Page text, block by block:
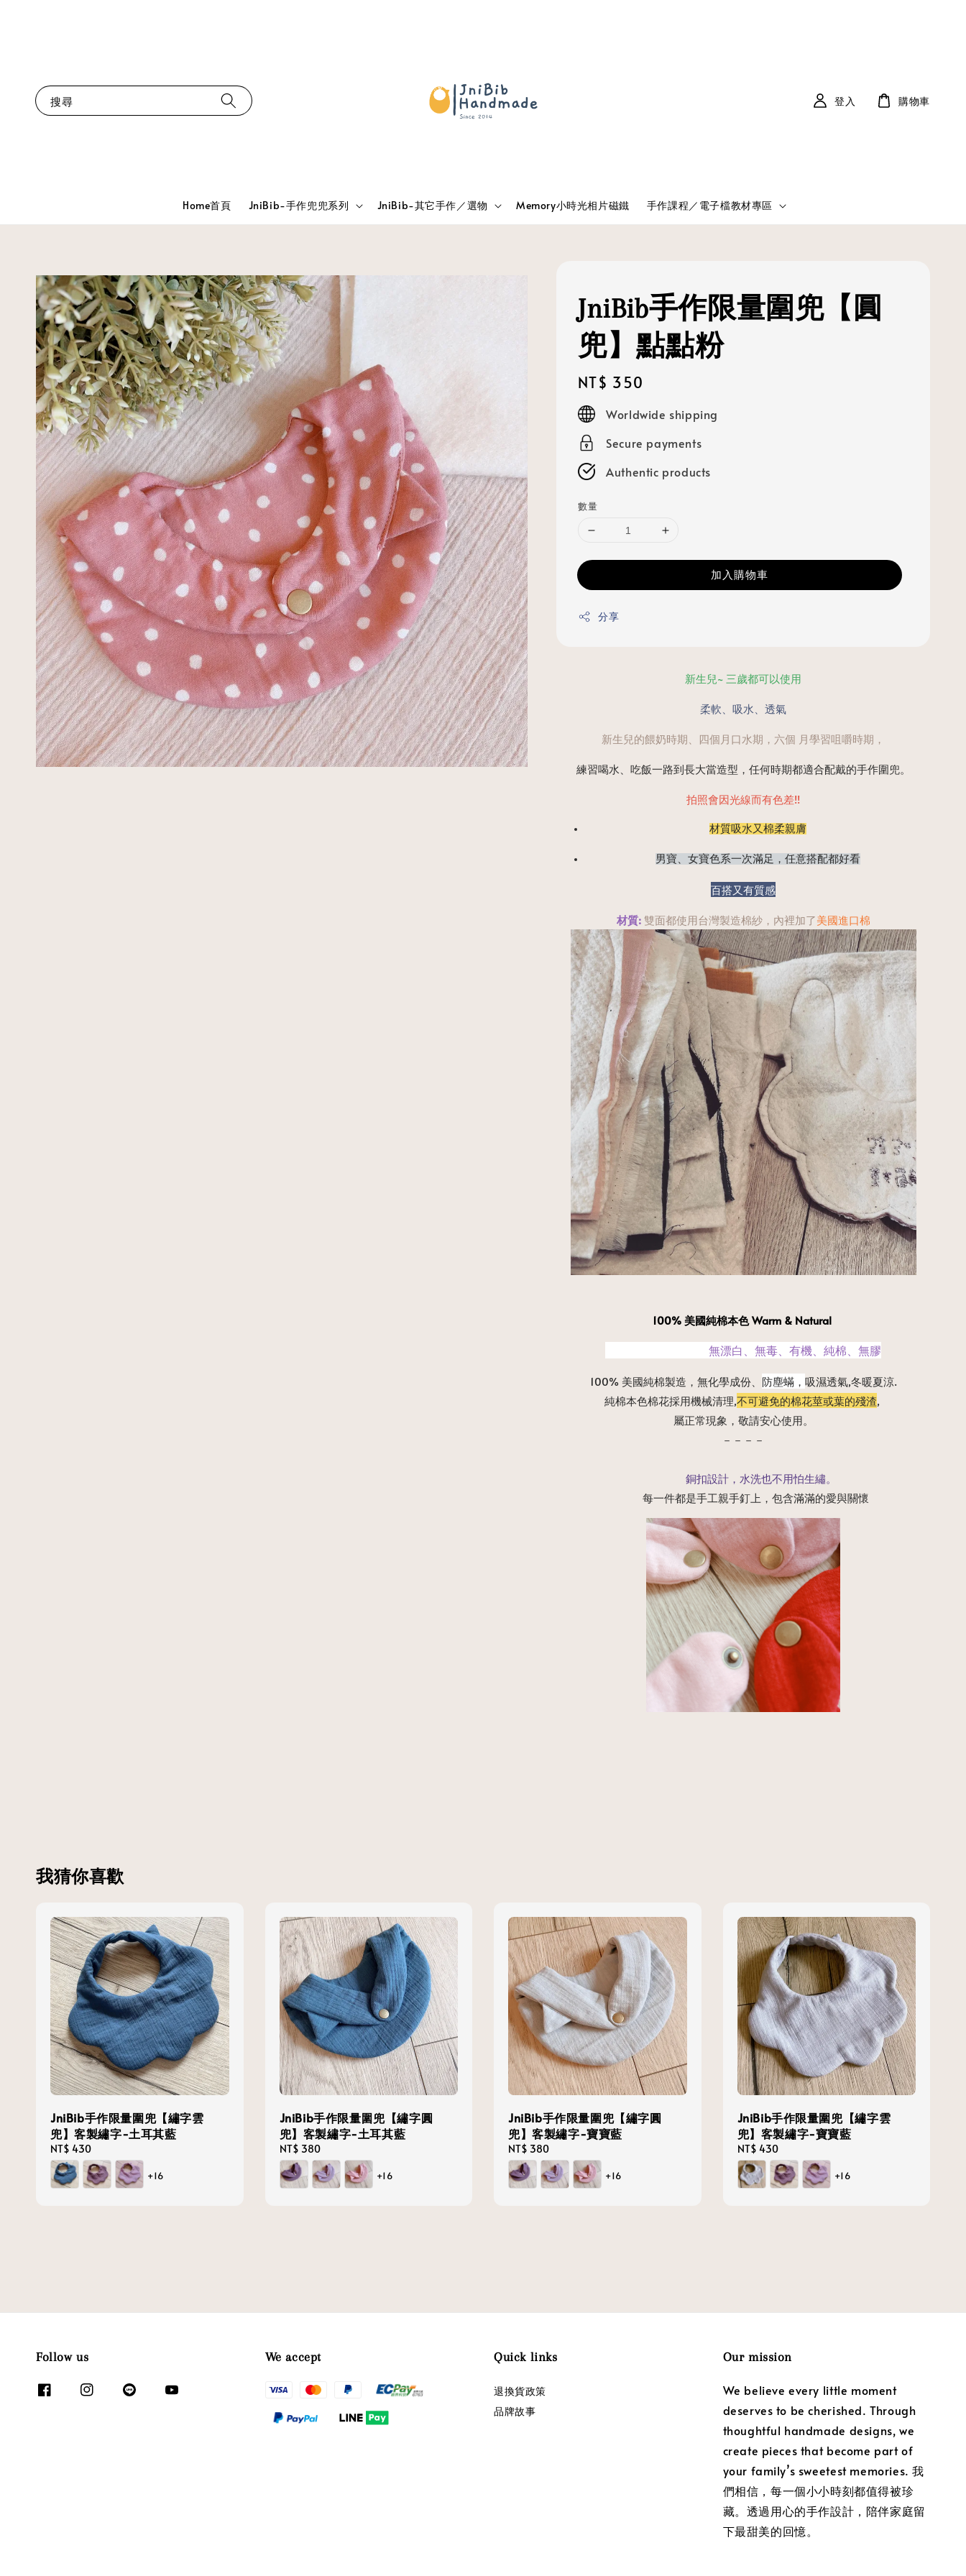
搜尋
Home首頁 JniBib-手作兜兜系列 JniBib-其它手作／選物 Memory小時光相片磁鐵 手作課程／電子檔教材專區
登入 購物車
JniBib手作限量圍兜【圓
兜】點點粉
Regular
price
NT$ 350
Worldwide shipping
Secure payments
Authentic products
數量
加入購物車
分享
新生兒~ 三歲都可以使用
柔軟、吸水、透氣
新生兒的餵奶時期、四個月口水期，六個 月學習咀嚼時期，
練習喝水、吃飯一路到長大當造型，任何時期都適合配戴的手作圍兜。
拍照會因光線而有色差!!
材質吸水又棉柔親膚
男寶、女寶色系一次滿足，任意搭配都好看
百搭又有質感
材質: 雙面都使用台灣製造棉紗，內裡加了美國進口棉
100% 美國純棉本色 Warm & Natural
無漂白、無毒、有機、純棉、無膠
100% 美國純棉製造，無化學成份、 防塵蟎， 吸濕透氣,冬暖夏涼.
純棉本色棉花採用機械清理,不可避免的棉花莖或葉的殘渣,
屬正常現象，敬請安心使用。
－－－－
銅扣設計，水洗也不用怕生繡。
每一件都是手工親手釘上，包含滿滿的愛與關懷
我猜你喜歡
JniBib手作限量圍兜【繡字雲
兜】客製繡字-土耳其藍
Regular
price
NT$ 430
+16
JniBib手作限量圍兜【繡字圓
兜】客製繡字-土耳其藍
Regular
price
NT$ 380
+16
JniBib手作限量圍兜【繡字圓
兜】客製繡字-寶寶藍
Regular
price
NT$ 380
+16
JniBib手作限量圍兜【繡字雲
兜】客製繡字-寶寶藍
Regular
price
NT$ 430
+16
Follow us We accept Quick links
退換貨政策
品牌故事
Our mission
We believe every little moment
deserves to be cherished. Through
thoughtful handmade designs, we
create pieces that become part of
your family’s sweetest memories. 我
們相信，每一個小小時刻都值得被珍
藏。透過用心的手作設計，陪伴家庭留
下最甜美的回憶。